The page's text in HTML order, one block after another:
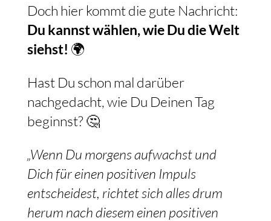
Du kannst wählen, wie Du die Welt
siehst! 🌍
Hast Du schon mal darüber
nachgedacht, wie Du Deinen Tag
beginnst? 🤔
„Wenn Du morgens aufwachst und
Dich für einen positiven Impuls
entscheidest, richtet sich alles drum
herum nach diesem einen positiven